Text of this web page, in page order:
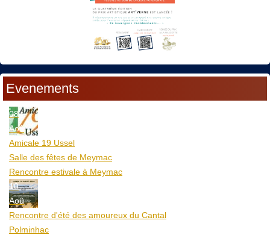
Evenements
08
Aoû
Amicale 19 Ussel
Salle des fêtes de Meymac
Rencontre estivale à Meymac
10
Aoû
Rencontre d'été des amoureux du Cantal
Polminhac